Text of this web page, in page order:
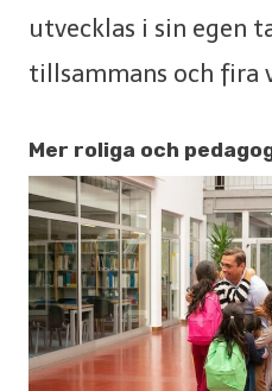
utvecklas i sin egen
tillsammans och fira
Mer roliga och